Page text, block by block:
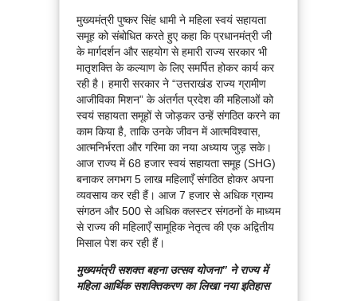
मुख्यमंत्री पुष्कर सिंह धामी ने महिला स्वयं सहायता
समूह को संबोधित करते हुए कहा कि प्रधानमंत्री जी
के मार्गदर्शन और सहयोग से हमारी राज्य सरकार भी
मातृशक्ति के कल्याण के लिए समर्पित होकर कार्य कर
रही है। हमारी सरकार ने “उत्तराखंड राज्य ग्रामीण
आजीविका मिशन” के अंतर्गत प्रदेश की महिलाओं को
स्वयं सहायता समूहों से जोड़कर उन्हें संगठित करने का
काम किया है, ताकि उनके जीवन में आत्मविश्वास,
आत्मनिर्भरता और गरिमा का नया अध्याय जुड़ सके।
आज राज्य में 68 हजार स्वयं सहायता समूह (SHG)
बनाकर लगभग 5 लाख महिलाएँ संगठित होकर अपना
व्यवसाय कर रही हैं। आज 7 हजार से अधिक ग्राम्य
संगठन और 500 से अधिक क्लस्टर संगठनों के माध्यम
से राज्य की महिलाएँ सामूहिक नेतृत्व की एक अद्वितीय
मिसाल पेश कर रही हैं।
मुख्यमंत्री सशक्त बहना उत्सव योजना” ने राज्य में
महिला आर्थिक सशक्तिकरण का लिखा नया इतिहास